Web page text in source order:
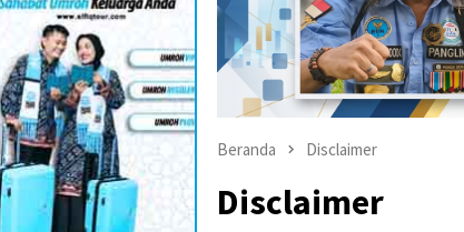
Beranda Disclaimer
Disclaimer